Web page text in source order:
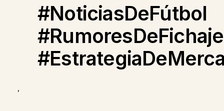
#NoticiasDeFútbol
#RumoresDeFichaje
,